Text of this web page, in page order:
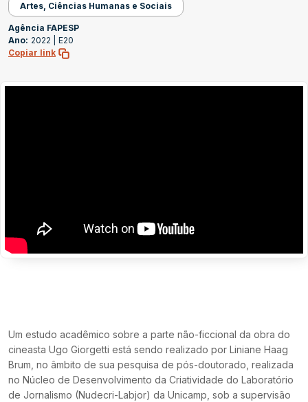
Artes, Ciências Humanas e Sociais
Agência FAPESP
Ano: 2022 |
E20
Copiar link
Um estudo acadêmico sobre a parte não-ficcional da obra do
cineasta Ugo Giorgetti está sendo realizado por Liniane Haag
Brum, no âmbito de sua pesquisa de pós-doutorado, realizada
no Núcleo de Desenvolvimento da Criatividade do Laboratório
de Jornalismo (Nudecri-Labjor) da Unicamp, sob a supervisão